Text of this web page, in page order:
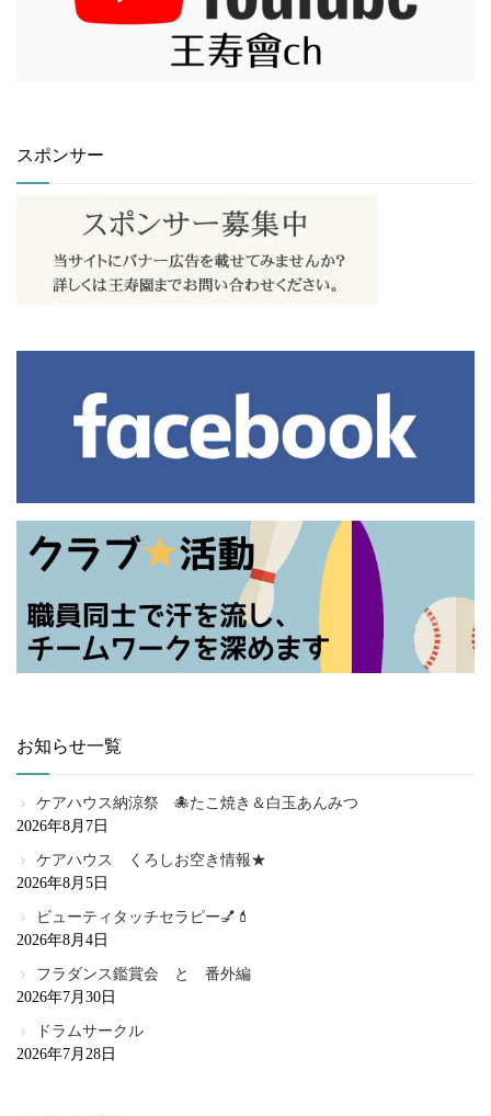
スポンサー
お知らせ一覧
ケアハウス納涼祭 🐙たこ焼き＆白玉あんみつ
2026年8月7日
ケアハウス くろしお空き情報★
2026年8月5日
ビューティタッチセラピー💅💄
2026年8月4日
フラダンス鑑賞会 と 番外編
2026年7月30日
ドラムサークル
2026年7月28日